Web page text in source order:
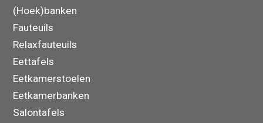
(Hoek)banken
Fauteuils
Relaxfauteuils
Eettafels
Eetkamerstoelen
Eetkamerbanken
Salontafels